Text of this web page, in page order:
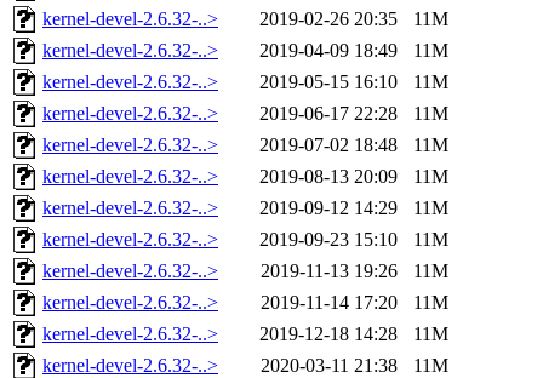
kernel-devel-2.6.32-..>
2019-02-26 20:35
11M
kernel-devel-2.6.32-..>
2019-04-09 18:49
11M
kernel-devel-2.6.32-..>
2019-05-15 16:10
11M
kernel-devel-2.6.32-..>
2019-06-17 22:28
11M
kernel-devel-2.6.32-..>
2019-07-02 18:48
11M
kernel-devel-2.6.32-..>
2019-08-13 20:09
11M
kernel-devel-2.6.32-..>
2019-09-12 14:29
11M
kernel-devel-2.6.32-..>
2019-09-23 15:10
11M
kernel-devel-2.6.32-..>
2019-11-13 19:26
11M
kernel-devel-2.6.32-..>
2019-11-14 17:20
11M
kernel-devel-2.6.32-..>
2019-12-18 14:28
11M
kernel-devel-2.6.32-..>
2020-03-11 21:38
11M